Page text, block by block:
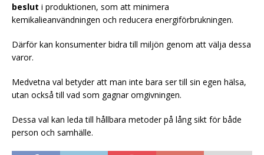
beslut i produktionen, som att minimera
kemikalieanvändningen och reducera energiförbrukningen.
Därför kan konsumenter bidra till miljön genom att välja dessa
varor.
Medvetna val betyder att man inte bara ser till sin egen hälsa,
utan också till vad som gagnar omgivningen.
Dessa val kan leda till hållbara metoder på lång sikt för både
person och samhälle.